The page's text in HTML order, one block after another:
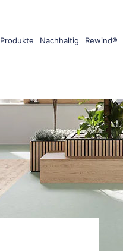
Produkte Nachhaltig Rewind®